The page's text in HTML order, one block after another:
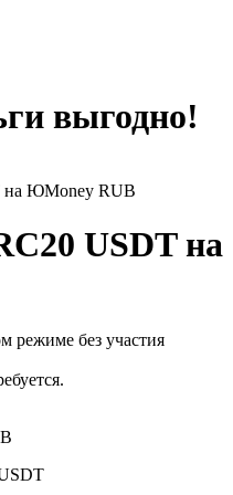
выгодно!
на ЮMoney RUB
USDT на
режиме без участия